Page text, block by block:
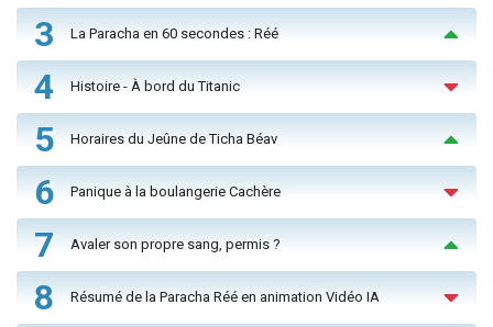
3 La Paracha en 60 secondes : Réé
4 Histoire - À bord du Titanic
5 Horaires du Jeûne de Ticha Béav
6 Panique à la boulangerie Cachère
7 Avaler son propre sang, permis ?
8 Résumé de la Paracha Réé en animation Vidéo IA